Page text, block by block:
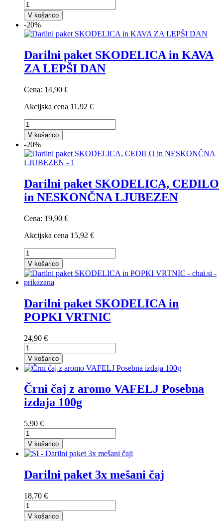
V košarico
-20%
Darilni paket SKODELICA in KAVA
ZA LEPŠI DAN
Cena: 14,90 €
Akcijska cena 11,92 €
V košarico
-20%
Darilni paket SKODELICA, CEDILO
in NESKONČNA LJUBEZEN
Cena: 19,90 €
Akcijska cena 15,92 €
V košarico
Darilni paket SKODELICA in
POPKI VRTNIC
24,90 €
V košarico
Črni čaj z aromo VAFELJ Posebna
izdaja 100g
5,90 €
V košarico
Darilni paket 3x mešani čaj
18,70 €
V košarico